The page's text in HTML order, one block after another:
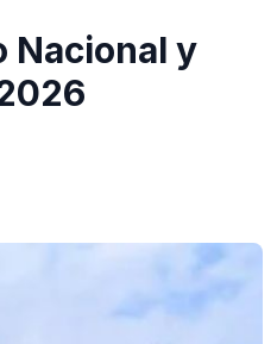
Nacional y